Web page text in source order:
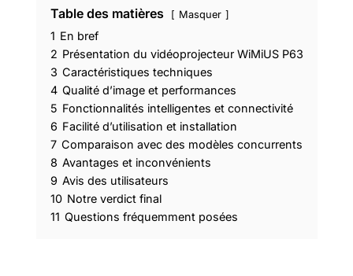
Table des matières Masquer
1 En bref
2 Présentation du vidéoprojecteur WiMiUS P63
3 Caractéristiques techniques
4 Qualité d’image et performances
5 Fonctionnalités intelligentes et connectivité
6 Facilité d’utilisation et installation
7 Comparaison avec des modèles concurrents
8 Avantages et inconvénients
9 Avis des utilisateurs
10 Notre verdict final
11 Questions fréquemment posées